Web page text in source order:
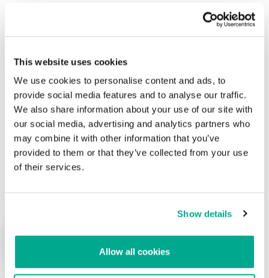
This website uses cookies
We use cookies to personalise content and ads, to
provide social media features and to analyse our traffic.
We also share information about your use of our site with
our social media, advertising and analytics partners who
may combine it with other information that you’ve
provided to them or that they’ve collected from your use
of their services.
Show details
Allow all cookies
Hackers atacan Vevo y eliminan el videoclip
campos obligatorios están marcados con*